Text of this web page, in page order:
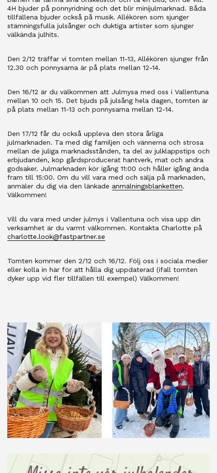
4H bjuder på ponnyridning och det blir minijulmarknad. Båda
tillfällena bjuder också på musik. Allékören som sjunger
stämningsfulla julsånger och duktiga artister som sjunger
välkända julhits.
Den 2/12 träffar vi tomten mellan 11-13, Allékören sjunger från
12.30 och ponnysarna är på plats mellan 12-14.
Den 16/12 är du välkommen att Julmysa med oss i Vallentuna
mellan 10 och 15. Det bjuds på julsång hela dagen, tomten är
på plats mellan 11-13 och ponnysarna mellan 12-14.
Den 17/12 får du också uppleva den stora årliga
julmarknaden. Ta med dig familjen och vännerna och strosa
mellan de juliga marknadsstånden, ta del av julklappstips och
erbjudanden, köp gårdsproducerat hantverk, mat och andra
godsaker. Julmarknaden kör igång 11:00 och håller igång ända
fram till 15:00. Om du vill vara med och sälja på marknaden,
anmäler du dig via den länkade anmälningsblanketten.
Välkommen!
Vill du vara med under julmys i Vallentuna och visa upp din
verksamhet är du varmt välkommen. Kontakta Charlotte på
charlotte.look@fastpartner.se
Tomten kommer den 2/12 och 16/12. Följ oss i sociala medier
eller kolla in här för att hålla dig uppdaterad (ifall tomten
dyker upp vid fler tillfällen till exempel) Välkommen!